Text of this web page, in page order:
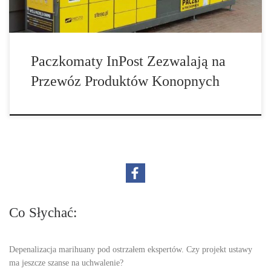
Paczkomaty InPost Zezwalają na
Przewóz Produktów Konopnych
Co Słychać:
Depenalizacja marihuany pod ostrzałem ekspertów. Czy projekt ustawy
ma jeszcze szanse na uchwalenie?